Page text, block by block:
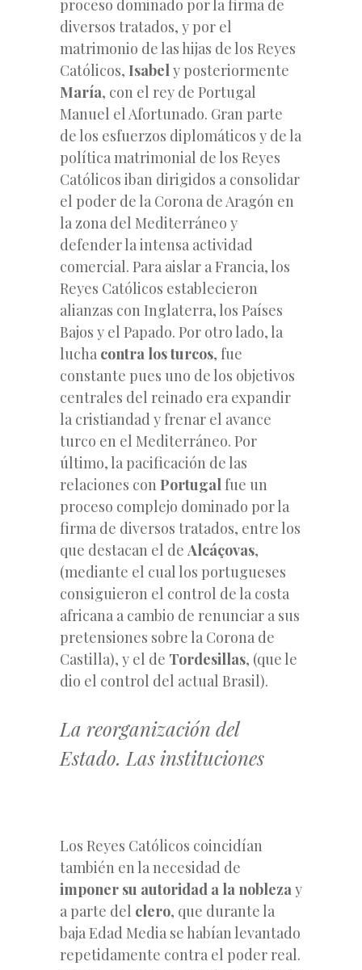
proceso dominado por la firma de
diversos tratados, y por el
matrimonio de las hijas de los Reyes
Católicos, Isabely posteriormente
María, con el rey de Portugal
Manuel el Afortunado. Gran parte
de los esfuerzos diplomáticos y de la
política matrimonial de los Reyes
Católicos iban dirigidos a consolidar
el poder de la Corona de Aragón en
la zona del Mediterráneo y
defender la intensa actividad
comercial. Para aislar a Francia, los
Reyes Católicos establecieron
alianzas con Inglaterra, los Países
Bajos y el Papado. Por otro lado, la
lucha contra los turcos, fue
constante pues uno de los objetivos
centrales del reinado era expandir
la cristiandad y frenar el avance
turco en el Mediterráneo. Por
último, la pacificación de las
relaciones con Portugalfue un
proceso complejo dominado por la
firma de diversos tratados, entre los
que destacan el de Alcáçovas,
(mediante el cual los portugueses
consiguieron el control de la costa
africana a cambio de renunciar a sus
pretensiones sobre la Corona de
Castilla), y el de Tordesillas, (que le
dio el control del actual Brasil).
La reorganización del
Estado. Las instituciones
Los Reyes Católicos coincidían
también en la necesidad de
imponer su autoridad a la noblezay
a parte del clero, que durante la
baja Edad Media se habían levantado
repetidamente contra el poder real.